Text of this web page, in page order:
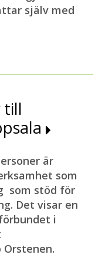
själv med
till
är
som
som stöd för
Det visar en
i